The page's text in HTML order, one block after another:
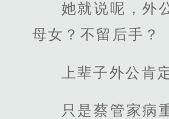
她就说呢，外
母女？不留后手？
上辈子外公肯
只是蔡管家病